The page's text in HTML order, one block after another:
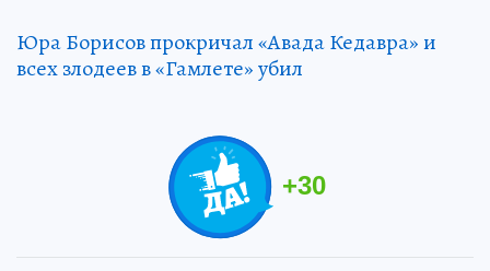
Юра Борисов прокричал «Авада Кедавра» и
всех злодеев в «Гамлете» убил
+30